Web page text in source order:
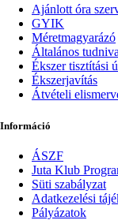
Ajánlott óra
GYIK
Méretmagyarázó
Általános
Ékszer tisztítási
Ékszerjavítás
Átvételi
Információ
ÁSZF
Juta Klub
Süti szabályzat
Adatkezelési
Pályázatok